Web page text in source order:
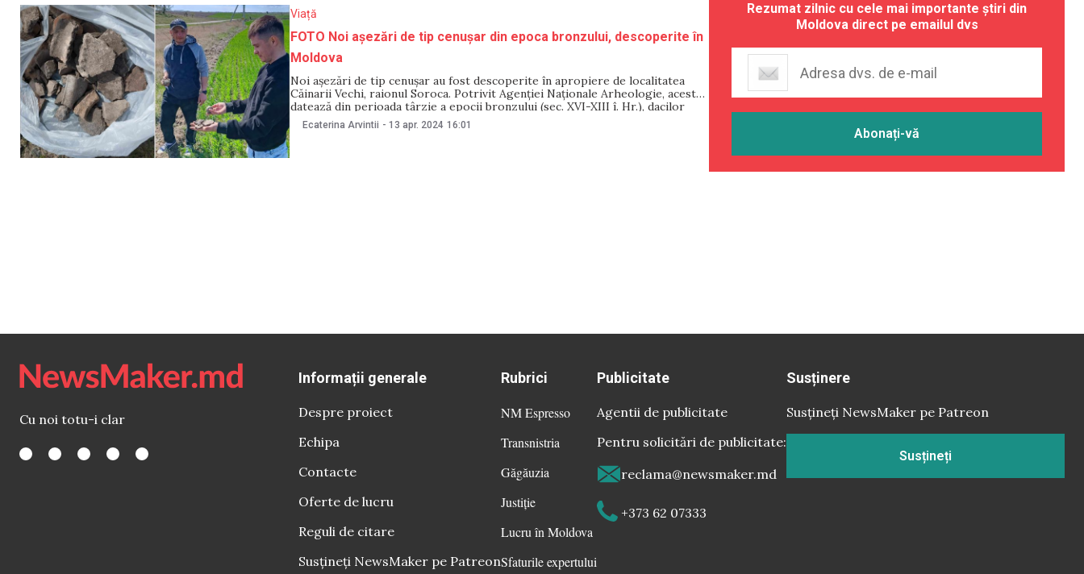
Viață
FOTO Noi așezări de tip cenușar din epoca bronzului, descoperite în
Moldova
Noi așezări de tip cenușar au fost descoperite în apropiere de localitatea
Căinarii Vechi, raionul Soroca. Potrivit Agenției Naționale Arheologie, acestea
datează din perioada târzie a epocii bronzului (sec. XVI-XIII î. Hr.), dacilor
liberi din sec. III d. Hr. și evului mediu târziu (sec. XVI-XVIII). Potrivit sursei
citate, descoperirea a
Ecaterina Arvintii - 13 apr. 2024 16:01
Rezumat zilnic cu cele mai importante știri din
Moldova direct pe emailul dvs
Cu noi totu-i clar
Informații generale
Despre proiect
Echipa
Contacte
Oferte de lucru
Reguli de citare
Susțineți NewsMaker pe Patreon
Rubrici
NM Espresso
Transnistria
Găgăuzia
Justiție
Lucru în Moldova
Sfaturile expertului
Publicitate
Agentii de publicitate
Pentru solicitări de publicitate:
reclama@newsmaker.md
+373 62 07333
Susținere
Susțineți NewsMaker pe Patreon
Susțineți